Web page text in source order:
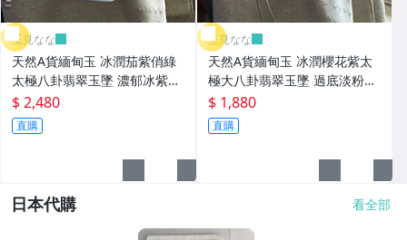
玉見なな
天然A貨緬甸玉 冰潤茄紫俏綠
太極八卦翡翠玉墜 濃郁冰紫帶
淡綠 色過底顯色紫不失
$ 2,480
直購
玉見なな
天然A貨緬甸玉 冰潤櫻花紫太
極大八卦翡翠玉墜 過底淡粉紫
俏淡綠 肉細厚庄粉粉色滿
$ 1,880
直購
日本代購 看全部